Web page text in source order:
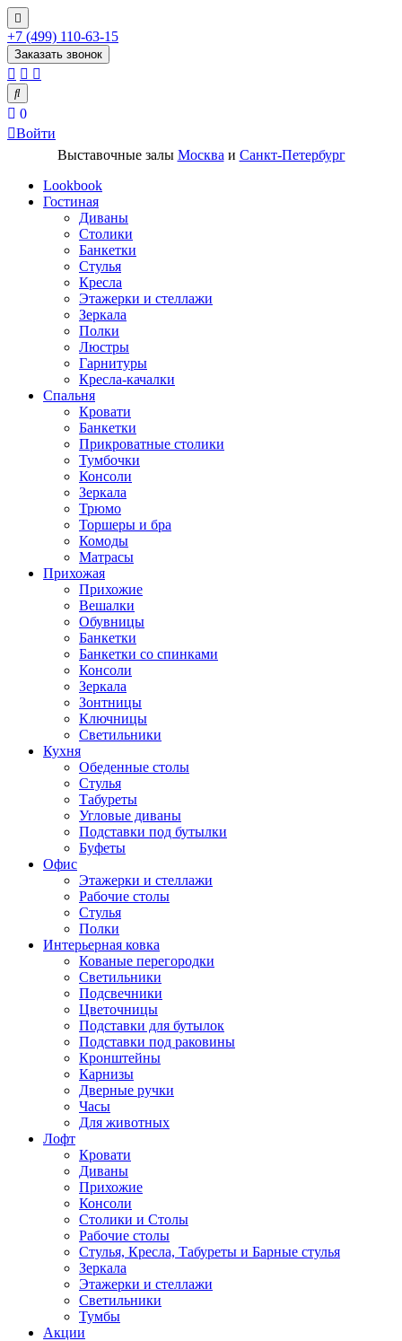
+7 (499) 110-63-15
Заказать звонок
0
Войти
Выставочные залы Москва и Санкт-Петербург
Lookbook
Гостиная
Диваны
Столики
Банкетки
Стулья
Кресла
Этажерки и стеллажи
Зеркала
Полки
Люстры
Гарнитуры
Кресла-качалки
Спальня
Кровати
Банкетки
Прикроватные столики
Тумбочки
Консоли
Зеркала
Трюмо
Торшеры и бра
Комоды
Матрасы
Прихожая
Прихожие
Вешалки
Обувницы
Банкетки
Банкетки со спинками
Консоли
Зеркала
Зонтницы
Ключницы
Светильники
Кухня
Обеденные столы
Стулья
Табуреты
Угловые диваны
Подставки под бутылки
Буфеты
Офис
Этажерки и стеллажи
Рабочие столы
Стулья
Полки
Интерьерная ковка
Кованые перегородки
Светильники
Подсвечники
Цветочницы
Подставки для бутылок
Подставки под раковины
Кронштейны
Карнизы
Дверные ручки
Часы
Для животных
Лофт
Кровати
Диваны
Прихожие
Консоли
Столики и Столы
Рабочие столы
Стулья, Кресла, Табуреты и Барные стулья
Зеркала
Этажерки и стеллажи
Светильники
Тумбы
Акции